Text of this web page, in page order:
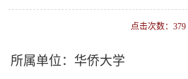
点击次数： 379
所属单位：华侨大学